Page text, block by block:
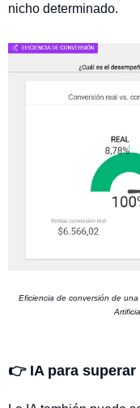
nicho determinado.
Eficiencia de conversión de
👉 IA para